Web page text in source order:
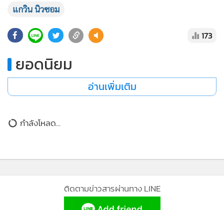
แกวิน นิวซอม
173
ยอดนิยม
อ่านเพิ่มเติม
ข่าวในหมวดล่าสุด
รั่ว” จากฐานทัพอเมริกันใน “เกาหลีใต้” ส่วน
“เกาหลีเหนือ” ยิงมิสไซล์ทดสอบท้าทายก่อน “สหรัฐฯ-
โซล” เปิดฉากซ้อมรบร่วมประจำปี
MGR Online ใช้คุกกี้ (Cookies)
MGR Online ใช้คุกกี้ เพื่อจัดการข้อมูลส่วนบุคคลเพื่อนำเสนอ